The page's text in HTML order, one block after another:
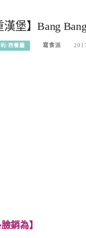
漢堡】Bang
/西餐廳 寫食派
臉銷為】